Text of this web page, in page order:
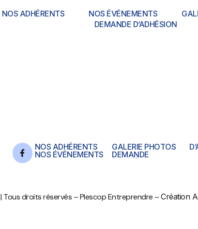
NOS ADHÉRENTS NOS ÉVÉNEMENTS
DEMANDE D’ADHÉSION
NOS ADHÉRENTS
NOS ÉVÉNEMENTS
GALERIE PHOTOS
DEMANDE
| Tous droits réservés – Plescop Entreprendre –Création